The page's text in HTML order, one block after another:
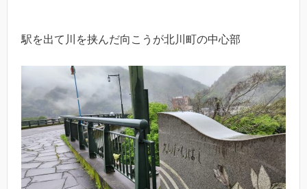
駅を出て川を挟んだ向こうが北川町の中心部